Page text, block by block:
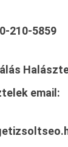
210-5859
email: